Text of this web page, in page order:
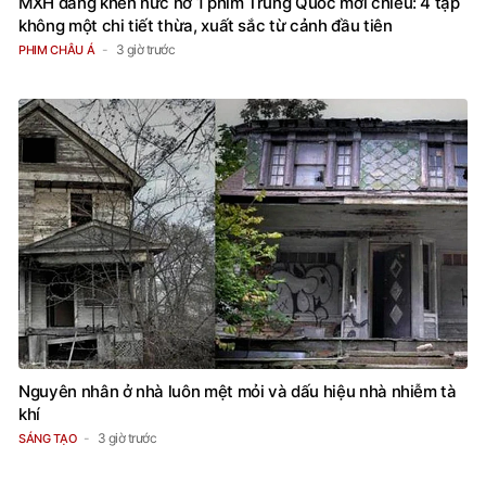
không một chi tiết thừa, xuất sắc từ cảnh đầu tiên
PHIM CHÂU Á 3 giờ trước
Nguyên nhân ở nhà luôn mệt mỏi và dấu hiệu nhà nhiễm tà
khí
SÁNG TẠO 3 giờ trước